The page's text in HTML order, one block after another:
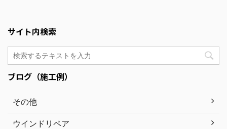
サイト内検索
ブログ（施工例）
その他
ウインドリペア